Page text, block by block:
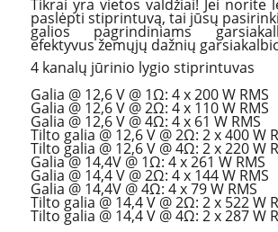
Tikrai yra vietos valdžiai! Jei norite
paslėpti stiprintuvą, tai jūsų
galios pagrindiniams
efektyvus žemųjų dažnių
4 kanalų jūrinio lygio stiprintuvas
Galia @ 12,6 V @ 1Ω: 4 x 200 W RMS
Galia @ 12,6 V @ 2Ω: 4 x 110 W RMS
Galia @ 12,6 V @ 4Ω: 4 x 61 W RMS
Tilto galia @ 12,6 V @ 2Ω: 2 x 400 W
Tilto galia @ 12,6 V @ 4Ω: 2 x 220 W
Galia @ 14,4V @ 1Ω: 4 x 261 W RMS
Galia @ 14,4 V @ 2Ω: 4 x 144 W RMS
Galia @ 14,4V @ 4Ω: 4 x 79 W RMS
Tilto galia @ 14,4 V @ 2Ω: 2 x 522 W
Tilto galia @ 14,4 V @ 4Ω: 2 x 287 W